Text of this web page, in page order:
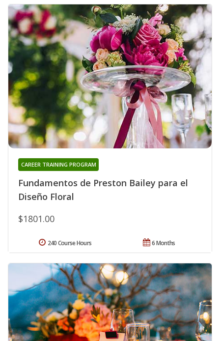
Fundamentos de Preston Bailey para el
Diseño Floral
CAREER TRAINING PROGRAM
$1801.00
6 Months
240 Course Hours